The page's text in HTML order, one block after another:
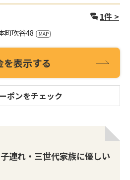
1件 >
町吹谷48
を表示する
ポンをチェック
連れ・三世代家族に優しい